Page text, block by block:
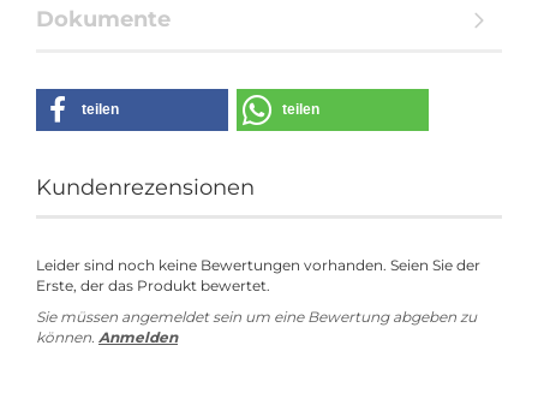
Dokumente
teilen teilen
Kundenrezensionen
Leider sind noch keine Bewertungen vorhanden. Seien Sie der
Erste, der das Produkt bewertet.
Sie müssen angemeldet sein um eine Bewertung abgeben zu
können. Anmelden